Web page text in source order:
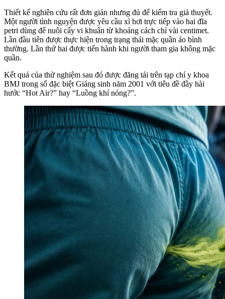
Thiết kế nghiên cứu rất đơn giản nhưng đủ để kiểm tra giả thuyết.
Một người tình nguyện được yêu cầu xì hơi trực tiếp vào hai đĩa
petri dùng để nuôi cấy vi khuẩn từ khoảng cách chỉ vài centimet.
Lần đầu tiên được thực hiện trong trạng thái mặc quần áo bình
thường. Lần thứ hai được tiến hành khi người tham gia không mặc
quần.
Kết quả của thử nghiệm sau đó được đăng tải trên tạp chí y khoa
BMJ trong số đặc biệt Giáng sinh năm 2001 với tiêu đề đầy hài
hước “Hot Air?” hay “Luồng khí nóng?”.